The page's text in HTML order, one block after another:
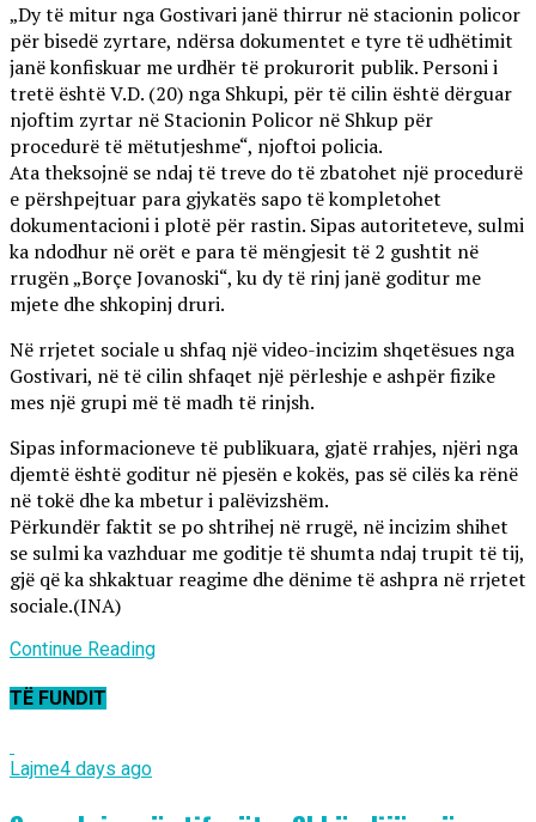
„Dy të mitur nga Gostivari janë thirrur në stacionin policor
për bisedë zyrtare, ndërsa dokumentet e tyre të udhëtimit
janë konfiskuar me urdhër të prokurorit publik. Personi i
tretë është V.D. (20) nga Shkupi, për të cilin është dërguar
njoftim zyrtar në Stacionin Policor në Shkup për
procedurë të mëtutjeshme“, njoftoi policia.
Ata theksojnë se ndaj të treve do të zbatohet një procedurë
e përshpejtuar para gjykatës sapo të kompletohet
dokumentacioni i plotë për rastin. Sipas autoriteteve, sulmi
ka ndodhur në orët e para të mëngjesit të 2 gushtit në
rrugën „Borçe Jovanoski“, ku dy të rinj janë goditur me
mjete dhe shkopinj druri.
Në rrjetet sociale u shfaq një video-incizim shqetësues nga
Gostivari, në të cilin shfaqet një përleshje e ashpër fizike
mes një grupi më të madh të rinjsh.
Sipas informacioneve të publikuara, gjatë rrahjes, njëri nga
djemtë është goditur në pjesën e kokës, pas së cilës ka rënë
në tokë dhe ka mbetur i palëvizshëm.
Përkundër faktit se po shtrihej në rrugë, në incizim shihet
se sulmi ka vazhduar me goditje të shumta ndaj trupit të tij,
gjë që ka shkaktuar reagime dhe dënime të ashpra në rrjetet
sociale.(INA)
Continue Reading
TË FUNDIT
Lajme4 days ago